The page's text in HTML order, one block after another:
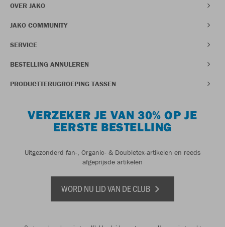
OVER JAKO
JAKO COMMUNITY
SERVICE
BESTELLING ANNULEREN
PRODUCTTERUGROEPING TASSEN
VERZEKER JE VAN 30% OP JE
EERSTE BESTELLING
Uitgezonderd fan-, Organic- & Doubletex-artikelen en reeds
afgeprijsde artikelen
WORD NU LID VAN DE CLUB